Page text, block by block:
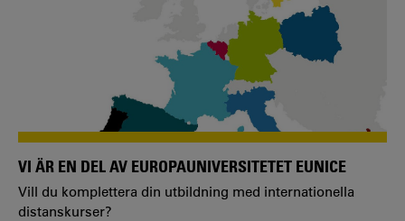
VI ÄR EN DEL AV EUROPAUNIVERSITETET EUNICE
Vill du komplettera din utbildning med internationella
distanskurser?